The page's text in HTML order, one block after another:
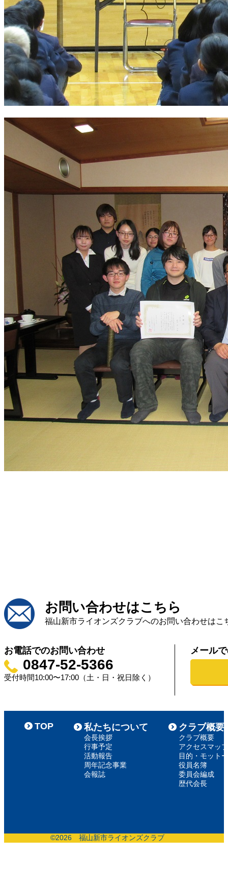
お問い合わせはこちら
福山新市ライオンズクラブへのお問い合わせはこ
お電話でのお問い合わせ
0847-52-5366
受付時間10:00〜17:00（土・日・祝日除く）
メール
TOP 私たちについて
会長挨拶
行事予定
活動報告
周年記念事業
会報誌
クラブ概要
クラブ概要
アクセスマップ
目的・モットー
役員名簿
委員会編成
歴代会長
©2026 福山新市ライオンズクラブ